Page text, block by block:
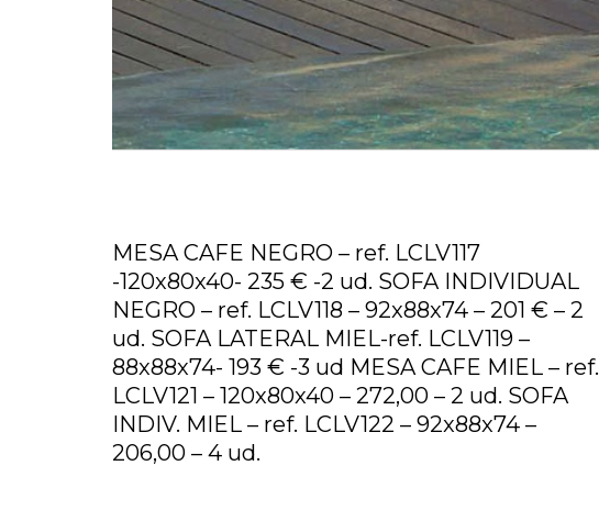
MESA CAFE NEGRO – ref. LCLV117
-120x80x40- 235 € -2 ud. SOFA INDIVIDUAL
NEGRO – ref. LCLV118 – 92x88x74 – 201 € – 2
ud. SOFA LATERAL MIEL-ref. LCLV119 –
88x88x74- 193 € -3 ud MESA CAFE MIEL – ref.
LCLV121 – 120x80x40 – 272,00 – 2 ud. SOFA
INDIV. MIEL – ref. LCLV122 – 92x88x74 –
206,00 – 4 ud.